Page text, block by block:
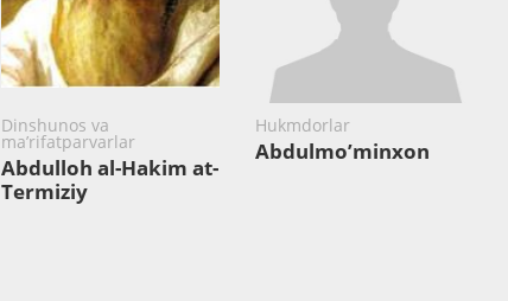
Dinshunos va
ma’rifatparvarlar
Abdulloh al-Hakim at-
Termiziy
Hukmdorlar
Abdulmo’minxon